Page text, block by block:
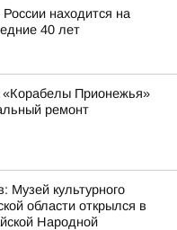
находится на
40 лет
«Корабелы Прионежья»
ремонт
Музей культурного
области открылся в
Народной